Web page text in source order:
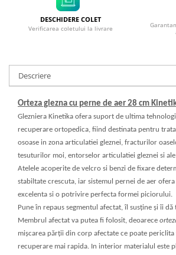
DESCHIDERE COLET
Verificarea coletului la livrare
Descriere
Orteza glezna cu perne de aer 28 cm
Glezniera Kinetika ofera suport de ultima
recuperare ortopedica, fiind destinata pentru
osoase in zona articulatiei gleznei, fracturilor
tesuturilor moi, entorselor articulatiei gleznei si
Atelele acoperite de velcro si benzi de fixare
stabiltate crescuta, iar sistemul pernei de aer
excelenta si o potrivire perfecta formei piciorului.
Pune în repaus segmentul afectat, îl susține și îi
Membrul afectat va putea fi folosit, deoarece
mișcarea părții din corp afectate ce poate periclita
recuperare mai rapida. In interior materialul este